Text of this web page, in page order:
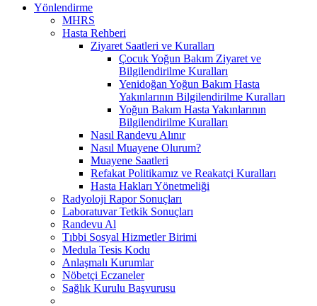
Yönlendirme
MHRS
Hasta Rehberi
Ziyaret Saatleri ve Kuralları
Çocuk Yoğun Bakım Ziyaret ve
Bilgilendirilme Kuralları
Yenidoğan Yoğun Bakım Hasta
Yakınlarının Bilgilendirilme Kuralları
Yoğun Bakım Hasta Yakınlarının
Bilgilendirilme Kuralları
Nasıl Randevu Alınır
Nasıl Muayene Olurum?
Muayene Saatleri
Refakat Politikamız ve Reakatçi Kuralları
Hasta Hakları Yönetmeliği
Radyoloji Rapor Sonuçları
Laboratuvar Tetkik Sonuçları
Randevu Al
Tıbbi Sosyal Hizmetler Birimi
Medula Tesis Kodu
Anlaşmalı Kurumlar
Nöbetçi Eczaneler
Sağlık Kurulu Başvurusu